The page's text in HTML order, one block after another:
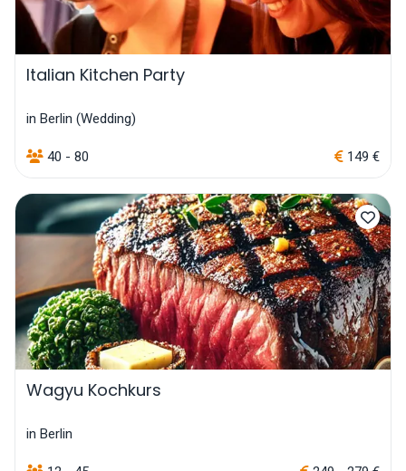
Italian Kitchen Party
in Berlin (Wedding)
40 - 80 149 €
Wagyu Kochkurs
in Berlin